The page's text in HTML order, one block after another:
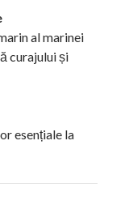
al marinei
curajului și
esențiale la